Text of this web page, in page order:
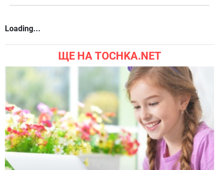
Loading...
ЩЕ НА TOCHKA.NET